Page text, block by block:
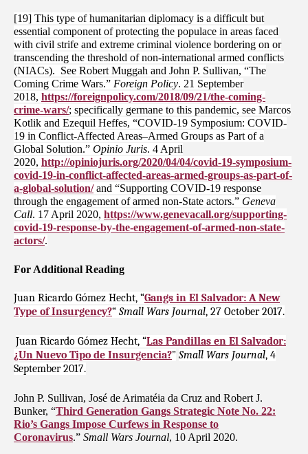
[19] This type of humanitarian diplomacy is a difficult but
essential component of protecting the populace in areas faced
with civil strife and extreme criminal violence bordering on or
transcending the threshold of non-international armed conflicts
(NIACs). See Robert Muggah and John P. Sullivan, “The
Coming Crime Wars.” Foreign Policy. 21 September
2018, https://foreignpolicy.com/2018/09/21/the-coming-
crime-wars/; specifically germane to this pandemic, see Marcos
Kotlik and Ezequil Heffes, “COVID-19 Symposium: COVID-
19 in Conflict-Affected Areas–Armed Groups as Part of a
Global Solution.” Opinio Juris. 4 April
2020, http://opiniojuris.org/2020/04/04/covid-19-symposium-
covid-19-in-conflict-affected-areas-armed-groups-as-part-of-
a-global-solution/and “Supporting COVID-19 response
through the engagement of armed non-State actors.” Geneva
Call. 17 April 2020, https://www.genevacall.org/supporting-
covid-19-response-by-the-engagement-of-armed-non-state-
actors/.
For Additional Reading
Juan Ricardo Gómez Hecht, “Gangs in El Salvador: A New
Type of Insurgency?“ Small Wars Journal, 27 October 2017.
Juan Ricardo Gómez Hecht, “Las Pandillas en El Salvador:
¿Un Nuevo Tipo de Insurgencia?” Small Wars Journal, 4
September 2017.
John P. Sullivan, José de Arimatéia da Cruz and Robert J.
Bunker, “Third Generation Gangs Strategic Note No. 22:
Rio’s Gangs Impose Curfews in Response to
Coronavirus.” Small Wars Journal, 10 April 2020.